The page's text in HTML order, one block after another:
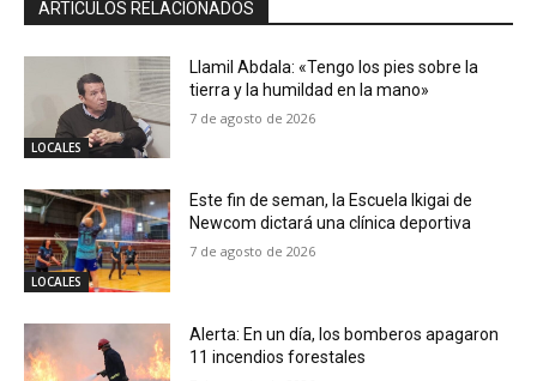
ARTICULOS RELACIONADOS
LOCALES
Llamil Abdala: «Tengo los pies sobre la
tierra y la humildad en la mano»
7 de agosto de 2026
LOCALES
Este fin de seman, la Escuela Ikigai de
Newcom dictará una clínica deportiva
7 de agosto de 2026
Alerta: En un día, los bomberos apagaron
11 incendios forestales